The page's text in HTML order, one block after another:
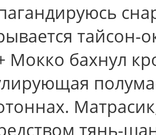
тайсон-
Мокко бахнул
тянь-